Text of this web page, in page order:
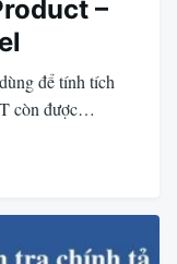
–
để tính tích
còn được…